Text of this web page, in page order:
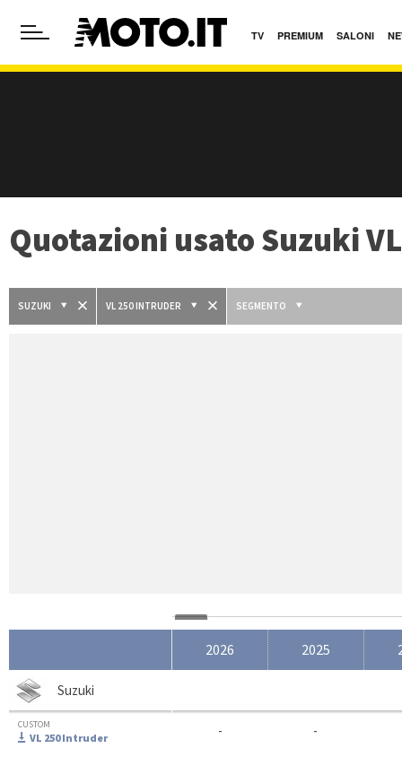
TV PREMIUM SALONI
Quotazioni usato Suzuki
SUZUKI VL 250 INTRUDER SEGMENTO
Suzuki
CUSTOM
VL 250 Intruder
2026 2025
- -